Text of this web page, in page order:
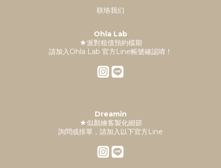
联络我们
Ohla Lab
★派對租借預約檔期
請加入Ohla Lab 官方Line帳號確認唷！
Dreamin
★似顏繪客製化細節
詢問或排單，請加入以下官方Line